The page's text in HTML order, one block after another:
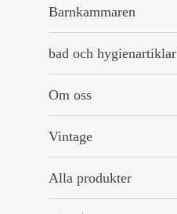
Barnkammaren
bad och hygienartiklar
Om oss
Vintage
Alla produkter